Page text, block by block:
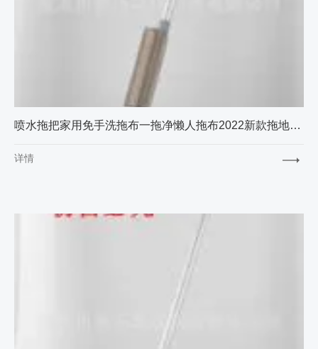
喷水拖把家用免手洗拖布一拖净懒人拖布2022新款拖地神器平板拖把
详情